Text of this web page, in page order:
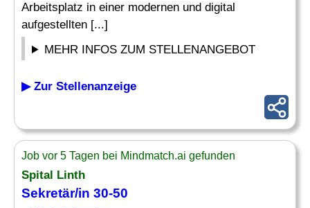
Arbeitsplatz in einer modernen und digital
aufgestellten [...]
MEHR INFOS ZUM STELLENANGEBOT
▶ Zur Stellenanzeige
Job vor 5 Tagen bei Mindmatch.ai gefunden
Spital Linth
Sekretär/in 30-50